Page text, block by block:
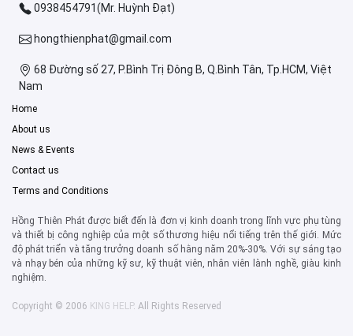
0938454791(Mr. Huỳnh Đạt)
hongthienphat@gmail.com
68 Đường số 27, P.Bình Trị Đông B, Q.Bình Tân, Tp.HCM, Việt
Nam
Home
About us
News & Events
Contact us
Terms and Conditions
Hồng Thiên Phát được biết đến là đơn vị kinh doanh trong lĩnh vực phụ tùng
và thiết bị công nghiệp của một số thương hiệu nổi tiếng trên thế giới. Mức
độ phát triển và tăng trưởng doanh số hằng năm 20%-30%. Với sự sáng tạo
và nhạy bén của những kỹ sư, kỹ thuật viên, nhân viên lành nghề, giàu kinh
nghiệm.
Copyright © 2006 KING HELP. All Rights Reserved